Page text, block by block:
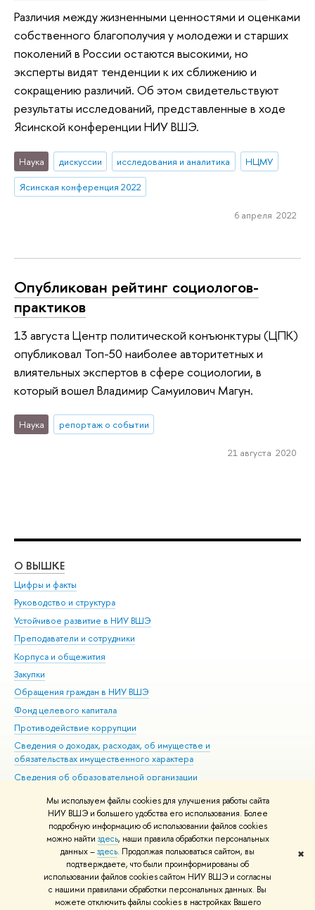
Мы используем файлы cookies для улучшения работы сайта
НИУ ВШЭ и большего удобства его использования. Более
подробную информацию об использовании файлов cookies
можно найти здесь, наши правила обработки персональных
данных –здесь. Продолжая пользоваться сайтом, вы
подтверждаете, что были проинформированы об
использовании файлов cookies сайтом НИУ ВШЭ и согласны
с нашими правилами обработки персональных данных. Вы
можете отключить файлы cookies в настройках Вашего
✖
Различия между жизненными ценностями и оценками
собственного благополучия у молодежи и старших
поколений в России остаются высокими, но
эксперты видят тенденции к их сближению и
сокращению различий. Об этом свидетельствуют
результаты исследований, представленные в ходе
Ясинской конференции НИУ ВШЭ.
Наука дискуссии исследования и аналитика
НЦМУ
Ясинская конференция 2022
6 апреля 2022
Опубликован рейтинг социологов-
практиков
13 августа Центр политической конъюнктуры (ЦПК)
опубликовал Топ-50 наиболее авторитетных и
влиятельных экспертов в сфере социологии, в
который вошел Владимир Самуилович Магун.
Наука репортаж о событии
21 августа 2020
О ВЫШКЕ
Цифры и факты
Руководство и структура
Устойчивое развитие в НИУ ВШЭ
Преподаватели и сотрудники
Корпуса и общежития
Закупки
Обращения граждан в НИУ ВШЭ
Фонд целевого капитала
Противодействие коррупции
Сведения о доходах, расходах, об имуществе и
обязательствах имущественного характера
Сведения об образовательной организации
Людям с ограниченными возможностями здоровья
Единая платежная страница
Работа в Вышке
© НИУ ВШЭ 1993–2026 Адреса и контакты Условия использования
материалов Политика конфиденциальности Карта сайта
Шрифты HSE Sans и HSE Slab разработаны вШколе дизайна НИУ ВШЭ